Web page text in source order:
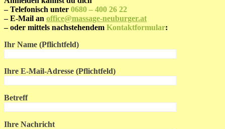
– Telefonisch unter 0680 – 400 26 22
– E-Mail an office@massage-neuburger.at
– oder mittels nachstehendem Kontaktformular:
Ihr Name (Pflichtfeld)
Ihre E-Mail-Adresse (Pflichtfeld)
Betreff
Ihre Nachricht